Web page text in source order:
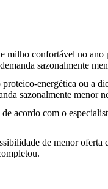
confortável no
sazonalmente
energética ou a
sazonalmente menor
acordo com o
de menor